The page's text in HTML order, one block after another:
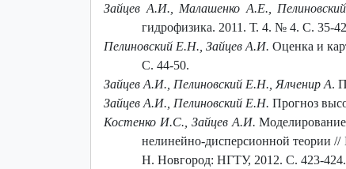
Зайцев А.И., Малашенко А.Е.,
гидрофизика. 2011. Т. 4. № 4. С. 35-
Пелиновский Е.Н., Зайцев А.И. Оценка и
С. 44-50.
Зайцев А.И., Пелиновский Е.Н., Ялченир А.
Зайцев А.И., Пелиновский Е.Н. Прогноз
Костенко И.С., Зайцев А.И.
нелинейно-дисперсионной теории
Н. Новгород: НГТУ, 2012. С. 423-424.